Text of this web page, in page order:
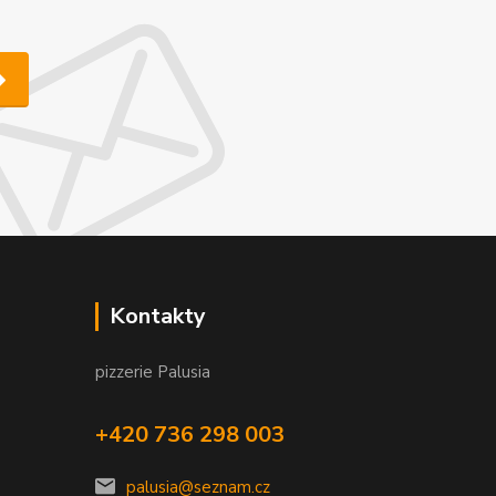
Kontakty
pizzerie Palusia
+420 736 298 003
palusia@seznam.cz